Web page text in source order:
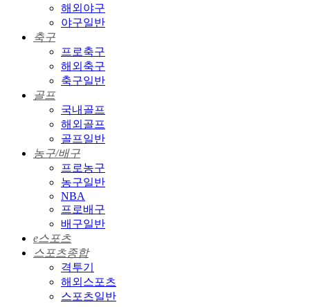
해외야구
야구일반
축구
프로축구
해외축구
축구일반
골프
국내골프
해외골프
골프일반
농구/배구
프로농구
농구일반
NBA
프로배구
배구일반
e스포츠
스포츠종합
격투기
해외스포츠
스포츠일반